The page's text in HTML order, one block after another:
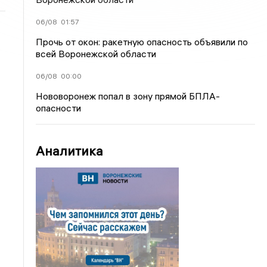
06/08 01:57
Прочь от окон: ракетную опасность объявили по
всей Воронежской области
06/08 00:00
Нововоронеж попал в зону прямой БПЛА-
опасности
Аналитика